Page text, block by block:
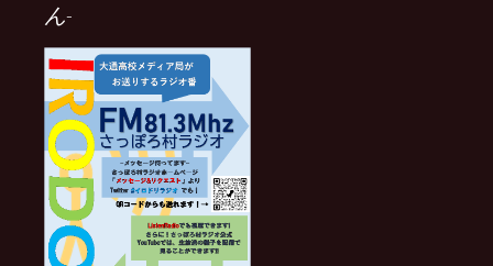
ん-